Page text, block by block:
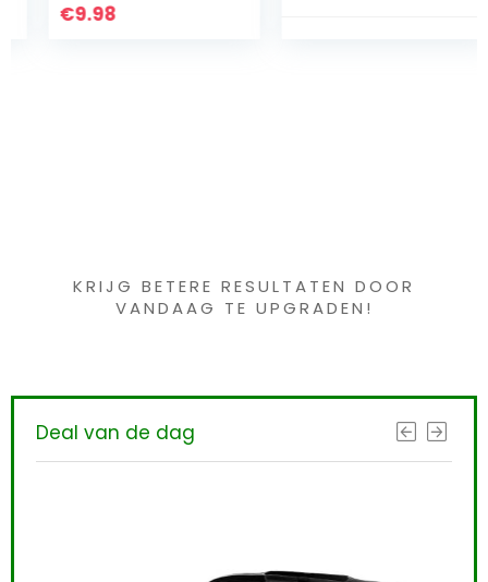
Dünger für den
9.98
KRIJG BETERE RESULTATEN DOOR
VANDAAG TE UPGRADEN!
Deal van de dag